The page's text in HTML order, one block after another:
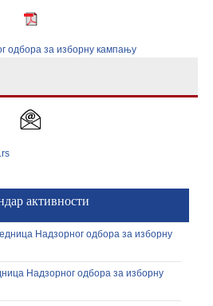
одбора за изборну кампању
активности
Надзорног одбора за изборну
Надзорног одбора за изборну